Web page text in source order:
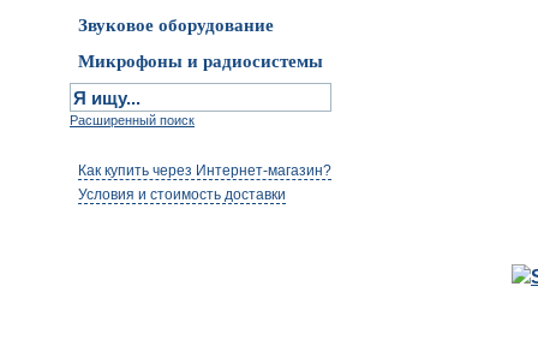
Звуковое оборудование
Микрофоны и радиосистемы
Расширенный поиск
Как купить через Интернет-магазин?
Условия и стоимость доставки